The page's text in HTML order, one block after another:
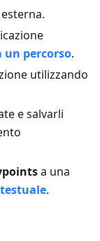
un percorso.
utilizzando
e salvarli
a una
.